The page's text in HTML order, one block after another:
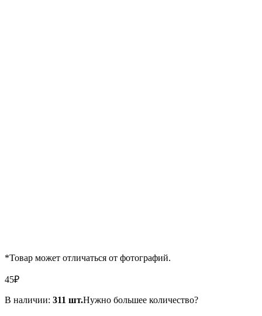
*Товар может отличаться от фотографий.
45₽
В наличии: 311 шт.Нужно большее количество?